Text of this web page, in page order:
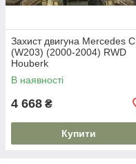
Захист двигуна Mercedes C
(W203) (2000-2004) RWD
Houberk
В наявності
4 668 ₴
Купити